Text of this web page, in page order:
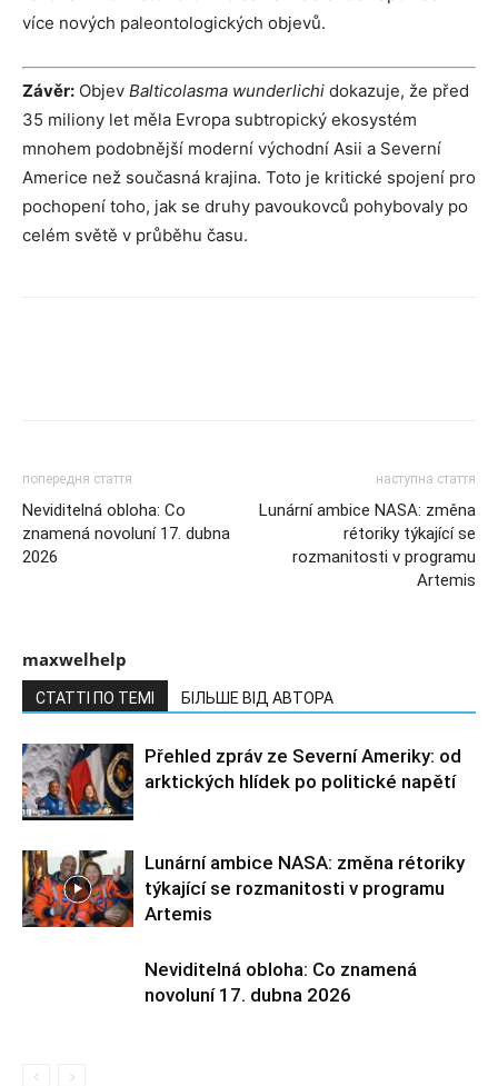
více nových paleontologických objevů.
Závěr: Objev Balticolasma wunderlichi dokazuje, že před
35 miliony let měla Evropa subtropický ekosystém
mnohem podobnější moderní východní Asii a Severní
Americe než současná krajina. Toto je kritické spojení pro
pochopení toho, jak se druhy pavoukovců pohybovaly po
celém světě v průběhu času.
попередня стаття
Neviditelná obloha: Co
znamená novoluní 17. dubna
2026
наступна стаття
Lunární ambice NASA: změna
rétoriky týkající se
rozmanitosti v programu
Artemis
maxwelhelp
СТАТТІ ПО ТЕМІ БІЛЬШЕ ВІД АВТОРА
Přehled zpráv ze Severní Ameriky: od
arktických hlídek po politické napětí
Lunární ambice NASA: změna rétoriky
týkající se rozmanitosti v programu
Artemis
Neviditelná obloha: Co znamená
novoluní 17. dubna 2026